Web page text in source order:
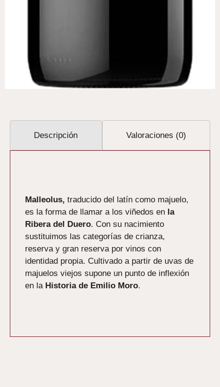
Descripción Valoraciones (0)
Malleolus, traducido del latín como majuelo,
es la forma de llamar a los viñedos en la
Ribera del Duero. Con su nacimiento
sustituimos las categorías de crianza,
reserva y gran reserva por vinos con
identidad propia. Cultivado a partir de uvas de
majuelos viejos supone un punto de inflexión
en la Historia de Emilio Moro.